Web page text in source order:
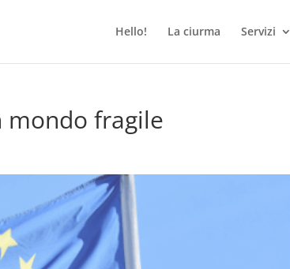
Hello! La ciurma Servizi
mondo fragile